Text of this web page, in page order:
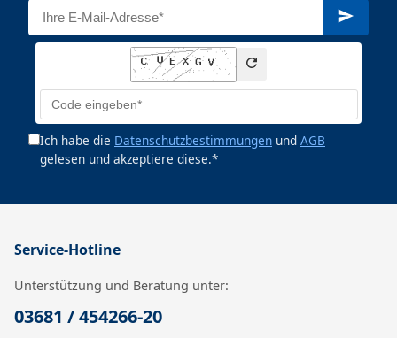
Ich habe die Datenschutzbestimmungen und AGB
gelesen und akzeptiere diese.*
Service-Hotline
Unterstützung und Beratung unter:
03681 / 454266-20